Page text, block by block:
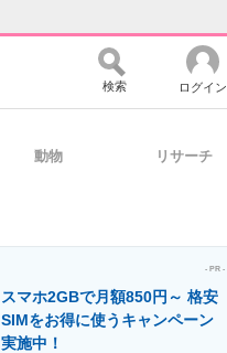
マーケ×ITの今がよく分かる
検索 ログイン
動物 リサーチ
- PR -
スマホ2GBで月額850円～ 格安
SIMをお得に使うキャンペーン
実施中！